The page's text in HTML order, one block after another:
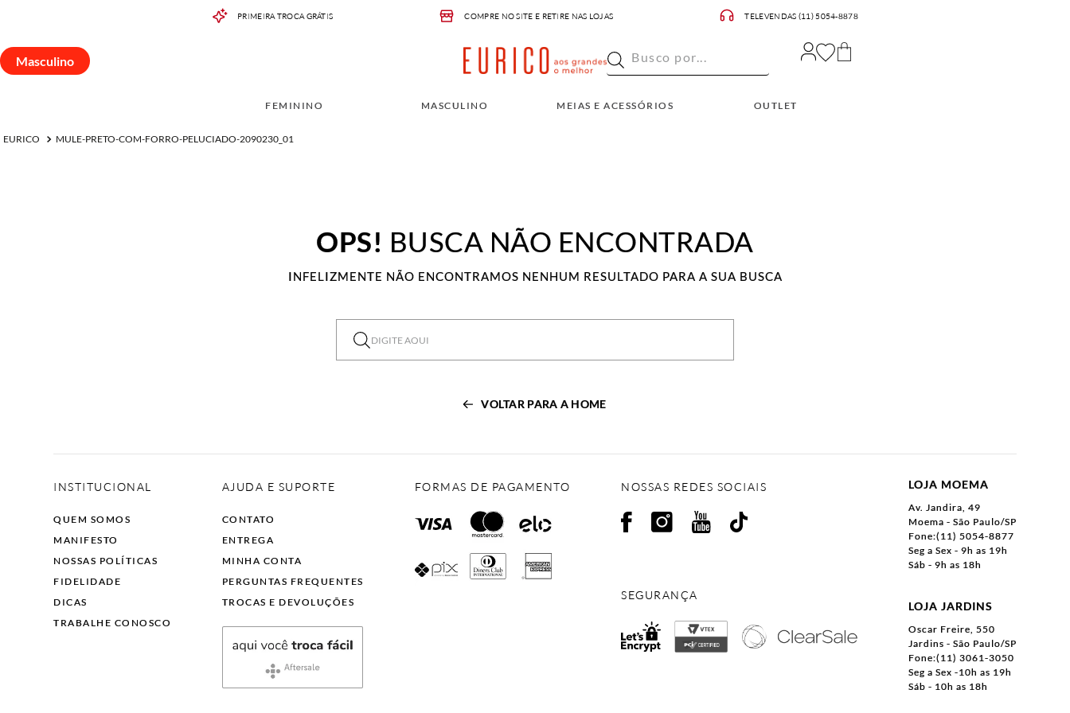
PRIMEIRA TROCA GRÁTIS COMPRE NO SITE E RETIRE NAS LOJAS TELEVENDAS (11) 5054-8878
Masculino
Busco por...
FEMININO MASCULINO MEIAS E ACESSÓRIOS OUTLET
MULE-PRETO-COM-FORRO-PELUCIADO-2090230_01
OPS! BUSCA NÃO ENCONTRADA
INFELIZMENTE NÃO ENCONTRAMOS NENHUM RESULTADO PARA A SUA BUSCA
VOLTAR PARA A HOME
INSTITUCIONAL
QUEM SOMOS
MANIFESTO
NOSSAS POLÍTICAS
FIDELIDADE
DICAS
TRABALHE CONOSCO
AJUDA E SUPORTE
CONTATO
ENTREGA
MINHA CONTA
PERGUNTAS FREQUENTES
TROCAS E DEVOLUÇÕES
FORMAS DE PAGAMENTO NOSSAS REDES SOCIAIS
SEGURANÇA
LOJA MOEMA
Av. Jandira, 49
Moema - São Paulo/SP
Fone:(11) 5054-8877
Seg a Sex - 9h as 19h
Sáb - 9h as 18h
LOJA JARDINS
Oscar Freire, 550
Jardins - São Paulo/SP
Fone:(11) 3061-3050
Seg a Sex -10h as 19h
Sáb - 10h as 18h